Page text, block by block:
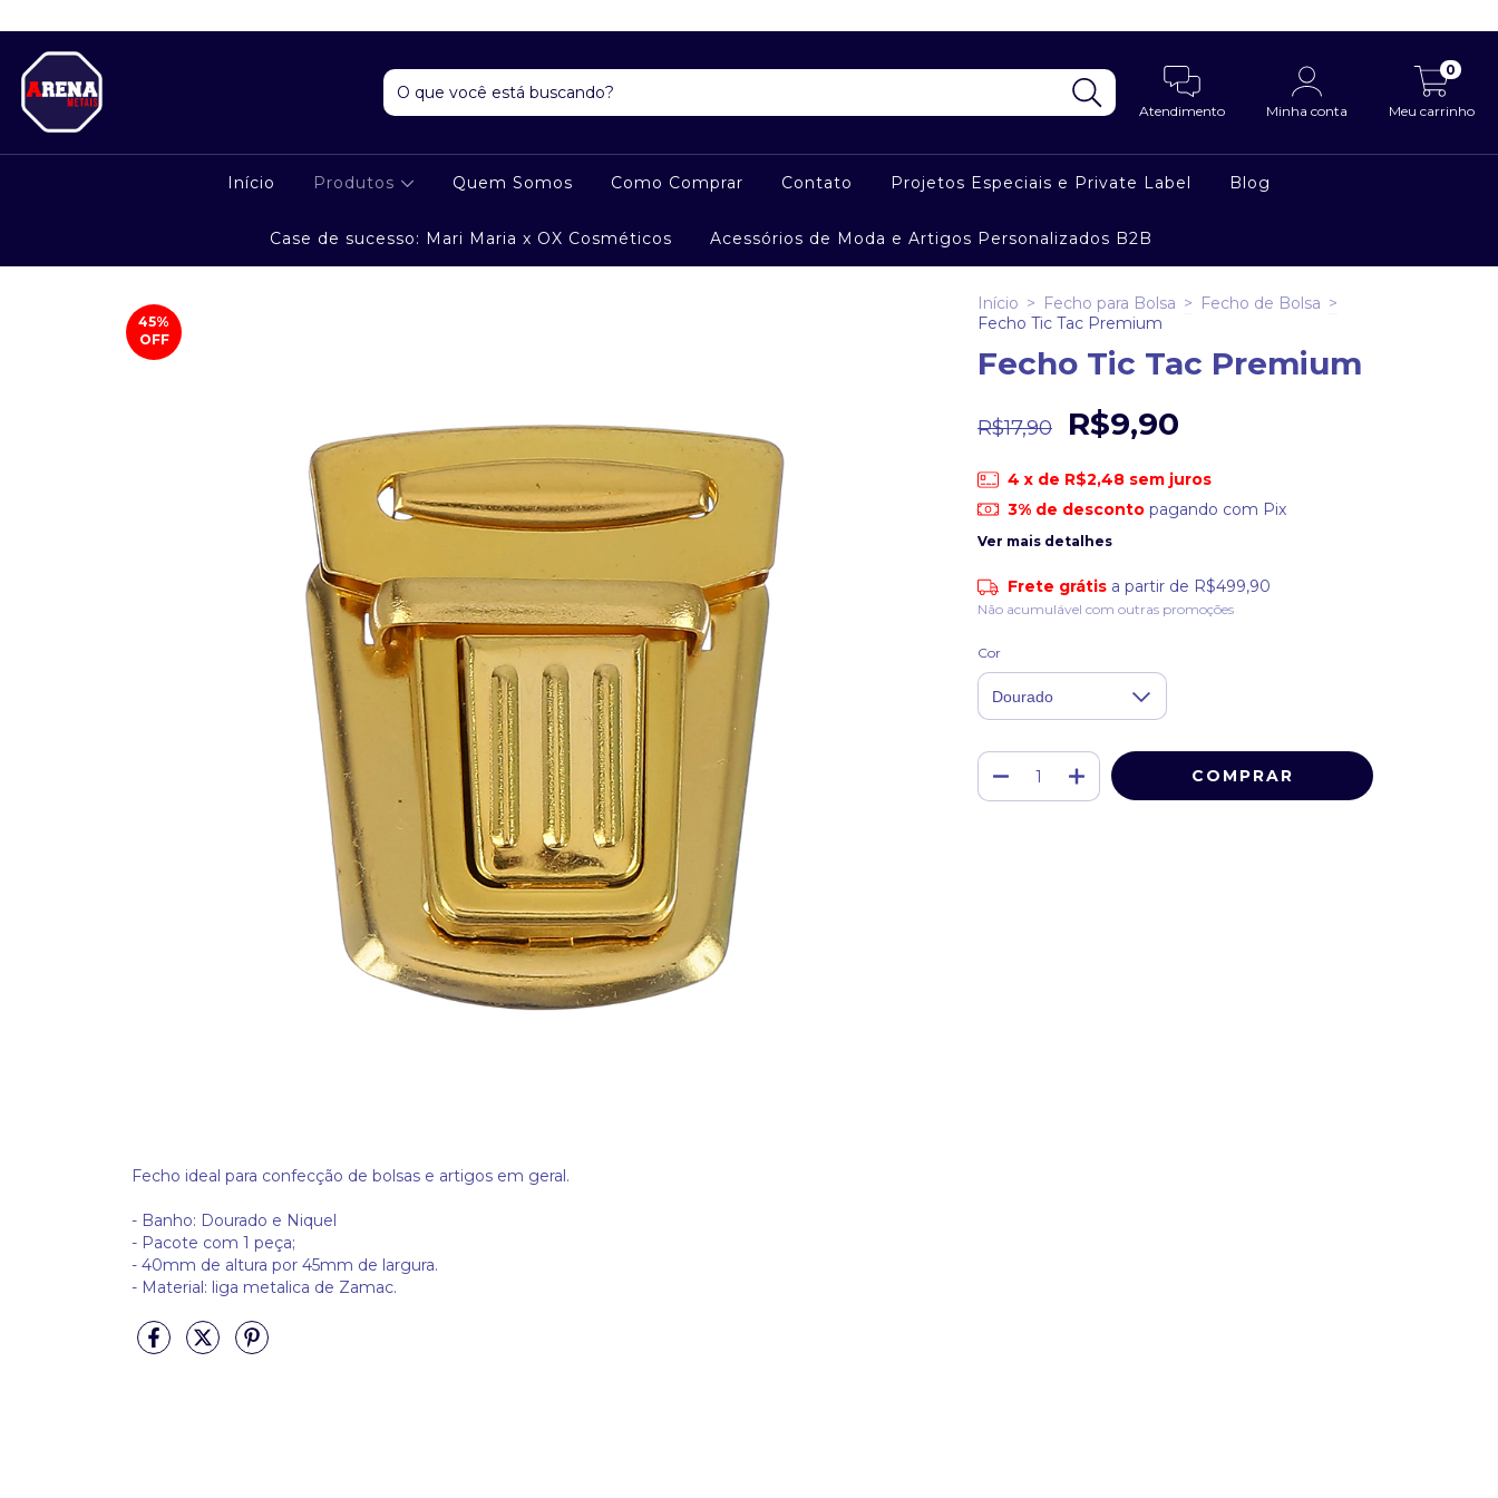
Atendimento Minha conta Meu carrinho
0
Início Produtos Quem Somos Como Comprar Contato Projetos Especiais e Private Label Blog
Case de sucesso: Mari Maria x OX Cosméticos Acessórios de Moda e Artigos Personalizados B2B
45%
OFF
Fecho ideal para confecção de bolsas e artigos em geral.
- Banho: Dourado e Niquel
- Pacote com 1 peça;
- 40mm de altura por 45mm de largura.
- Material: liga metalica de Zamac.
Início > Fecho para Bolsa > Fecho de Bolsa >
Fecho Tic Tac Premium
Fecho Tic Tac Premium
R$17,90 R$9,90
4 x de R$2,48 sem juros
3% de descontopagando com Pix
Ver mais detalhes
Frete grátis a partir de R$499,90
Não acumulável com outras promoções
Cor